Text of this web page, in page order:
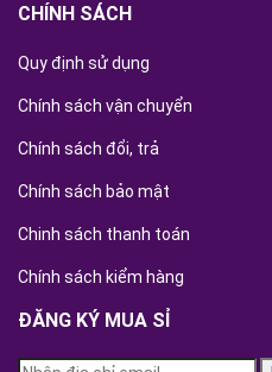
CHÍNH SÁCH
Quy định sử dụng
Chính sách vận chuyển
Chính sách đổi, trả
Chính sách bảo mật
Chinh sách thanh toán
Chính sách kiểm hàng
ĐĂNG KÝ MUA SỈ